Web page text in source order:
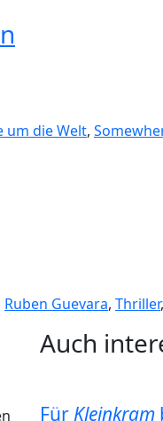
um die Welt,
Ruben Guevara, Thriller,
Auch
Für Kleinkram